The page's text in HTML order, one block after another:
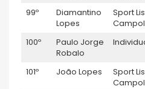
99º
Diamantino
Lopes
Sport
100º
Paulo Jorge
Robalo
101º João Lopes
Sport